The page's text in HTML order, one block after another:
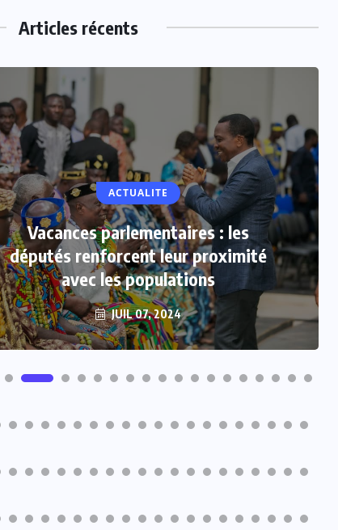
Articles récents
ACTUALITE
Vacances parlementaires : les
députés renforcent leur proximité
avec les populations
JUIL 07, 2024